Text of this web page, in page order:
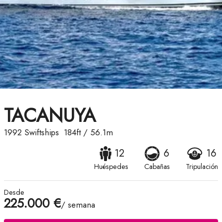
TACANUYA
1992 Swiftships 184ft/ 56.1m
12
Huéspedes
6
Cabañas
16
Tripulación
Desde
225.000 €/ semana